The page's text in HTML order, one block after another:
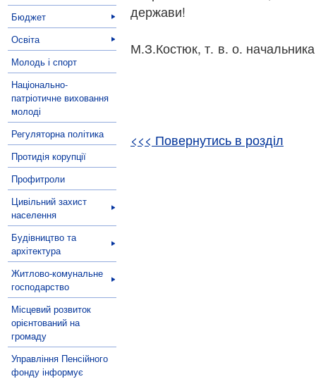
Бюджет
Освіта
Молодь і спорт
Національно-
патріотичне виховання
молоді
Регуляторна політика
Протидія корупції
Профитроли
Цивільний захист
населення
Будівництво та
архітектура
Житлово-комунальне
господарство
Місцевий розвиток
орієнтований на
громаду
Управління Пенсійного
фонду інформує
держави!
М.З.Костюк, т. в. о.
<<< Повернутись в розділ